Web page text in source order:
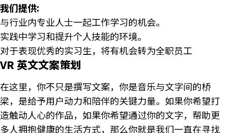
我们提供:
与行业内专业人士一起工作学习的机会。
实践中学习和提升个人技能的环境。
对于表现优秀的实习生，将有机会转为全职员工
VR 英文文案策划
在这里，你不只是撰写文案，你是音乐与文字间的桥
梁，是给予用户动力和陪伴的关键力量。如果你希望打
造触动人心的作品，如果你希望通过你的文字，帮助更
多人拥抱健康的生活方式，那么你就是我们一直在寻找